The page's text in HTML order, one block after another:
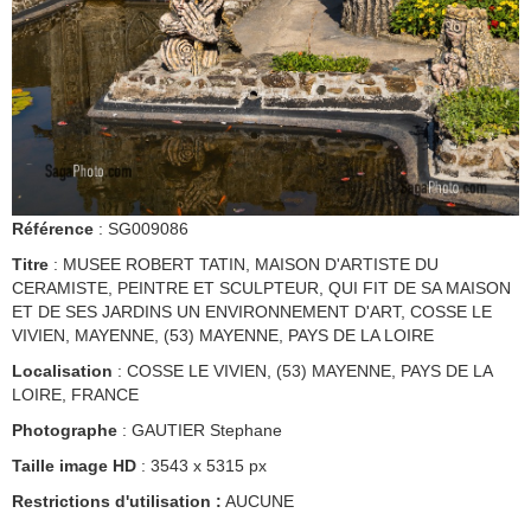
Référence : SG009086
Titre : MUSEE ROBERT TATIN, MAISON D'ARTISTE DU
CERAMISTE, PEINTRE ET SCULPTEUR, QUI FIT DE SA MAISON
ET DE SES JARDINS UN ENVIRONNEMENT D'ART, COSSE LE
VIVIEN, MAYENNE, (53) MAYENNE, PAYS DE LA LOIRE
Localisation : COSSE LE VIVIEN, (53) MAYENNE, PAYS DE LA
LOIRE, FRANCE
Photographe : GAUTIER Stephane
Taille image HD : 3543 x 5315 px
Restrictions d'utilisation : AUCUNE